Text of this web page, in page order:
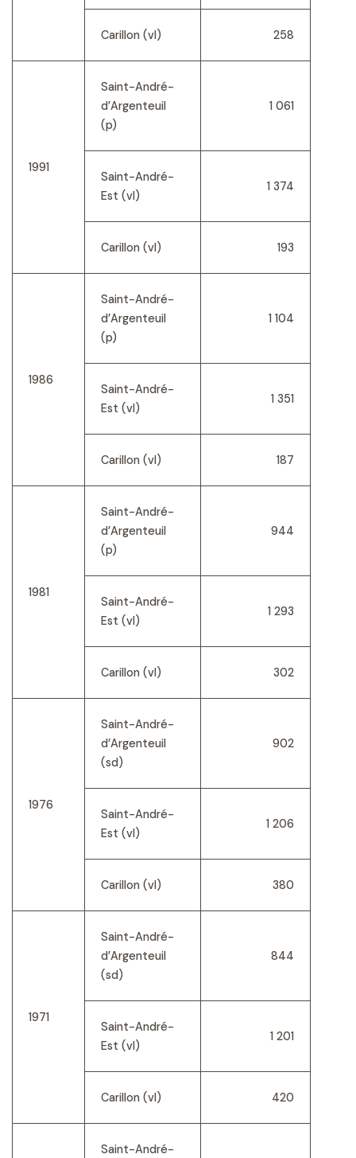
Carillon (vl) 258
1991
Saint-André-
d’Argenteuil
(p)
1 061
Saint-André-
Est (vl)
1 374
Carillon (vl) 193
1986
Saint-André-
d’Argenteuil
(p)
1 104
Saint-André-
Est (vl)
1 351
Carillon (vl) 187
1981
Saint-André-
d’Argenteuil
(p)
944
Saint-André-
Est (vl)
1 293
Carillon (vl) 302
1976
Saint-André-
d’Argenteuil
(sd)
902
Saint-André-
Est (vl)
1 206
Carillon (vl) 380
1971
Saint-André-
d’Argenteuil
(sd)
844
Saint-André-
Est (vl)
1 201
Carillon (vl) 420
Saint-André-